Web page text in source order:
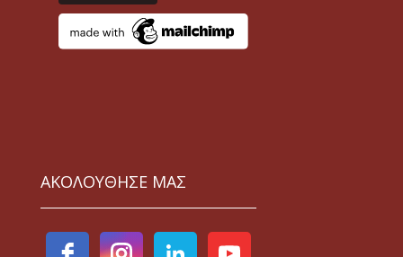
ΑΚΟΛΟΥΘΗΣΕ ΜΑΣ